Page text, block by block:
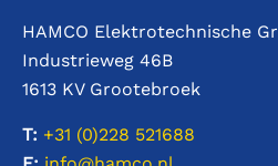
HAMCO Elektrotechnische
Industrieweg 46B
1613 KV Grootebroek
T: +31 (0)228 521688